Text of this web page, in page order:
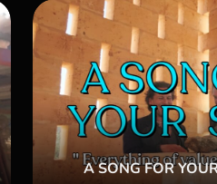
A SONG FOR